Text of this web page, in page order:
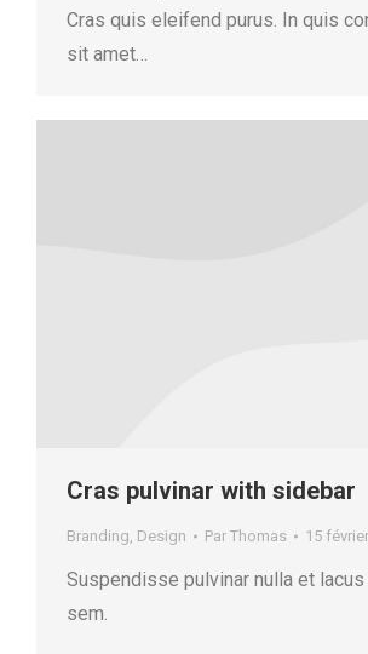
Cras quis eleifend purus. In quis
sit amet…
Cras pulvinar with sidebar
Branding, Design Par Thomas 15
Suspendisse pulvinar nulla et
sem.